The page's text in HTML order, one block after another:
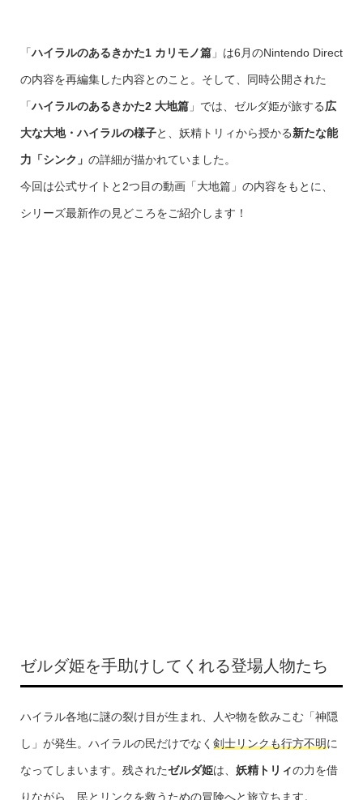
「ハイラルのあるきかた1 カリモノ篇」は6月のNintendo Direct
の内容を再編集した内容とのこと。そして、同時公開された
「ハイラルのあるきかた2 大地篇」では、ゼルダ姫が旅する広
大な大地・ハイラルの様子と、妖精トリィから授かる新たな能
力「シンク」 の詳細が描かれていました。
今回は公式サイトと2つ目の動画「大地篇」の内容をもとに、
シリーズ最新作の見どころをご紹介します！
ゼルダ姫を手助けしてくれる登場人物たち
ハイラル各地に謎の裂け目が生まれ、人や物を飲みこむ「神隠
し」が発生。ハイラルの民だけでなく 剣士リンクも行方不明に
なってしまいます。残されたゼルダ姫は、 妖精トリィの力を借
りながら、民とリンクを救うための冒険へと旅立ちます。